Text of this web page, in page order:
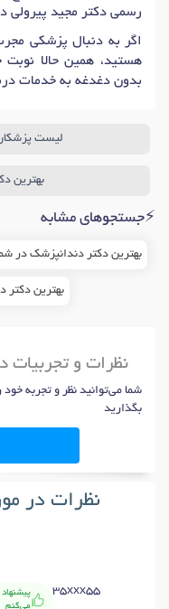
دندانپزشکی تحت بیهوشی
رسمی دکتر مجید پیرولی
اگر به دنبال پزشکی
هستید، همین حالا
بدون دغدغه به خدمات
لیست
بهترین
⚡جستجوهای مشابه
بهترین دکتر دندانپزشک در
بهترین دکتر
نظرات و تجربیات
شما می‌توانید نظر و تجربه خود
بگذارید
نظرات در
35xxx55
پیشنهاد
می‌کنم